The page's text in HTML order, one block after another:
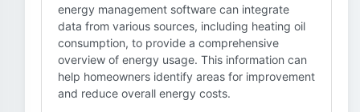
energy management software can integrate
data from various sources, including heating oil
consumption, to provide a comprehensive
overview of energy usage. This information can
help homeowners identify areas for improvement
and reduce overall energy costs.